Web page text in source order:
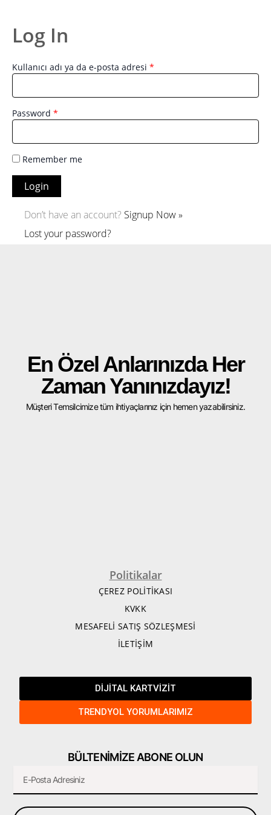
Log In
Kullanıcı adı ya da e-posta adresi *
Password *
Remember me
Don’t have an account? Signup Now »
Lost your password?
En Özel Anlarınızda Her
Zaman Yanınızdayız!
Müşteri Temsilcimize tüm ihtiyaçlarınız için hemen yazabilirsiniz.
Politikalar
ÇEREZ POLİTİKASI
KVKK
MESAFELİ SATIŞ SÖZLEŞMESİ
İLETİŞİM
DİJİTAL KARTVİZİT
TRENDYOL YORUMLARIMIZ
BÜLTENİMİZE ABONE OLUN